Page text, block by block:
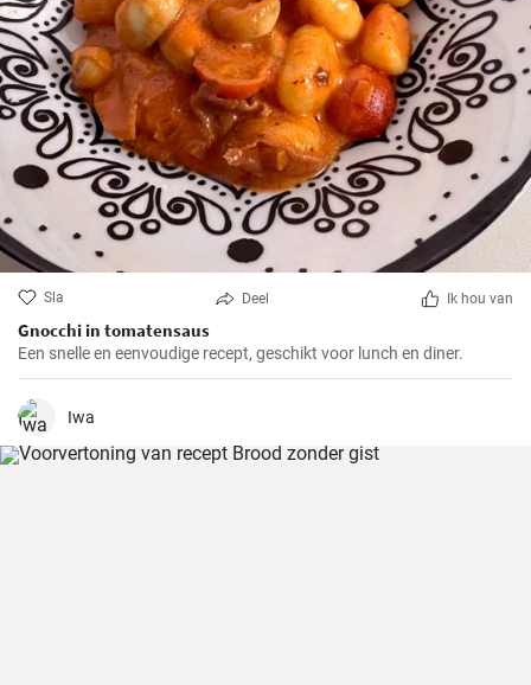
Sla Deel Ik hou van
Gnocchi in tomatensaus
Een snelle en eenvoudige recept, geschikt voor lunch en diner.
Iwa